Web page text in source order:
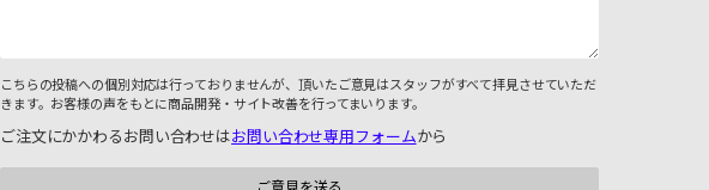
こちらの投稿への個別対応は行っておりませんが、頂いたご意見はスタッフがすべて拝見させていただ
きます。お客様の声をもとに商品開発・サイト改善を行ってまいります。
ご注文にかかわるお問い合わせはお問い合わせ専用フォームから